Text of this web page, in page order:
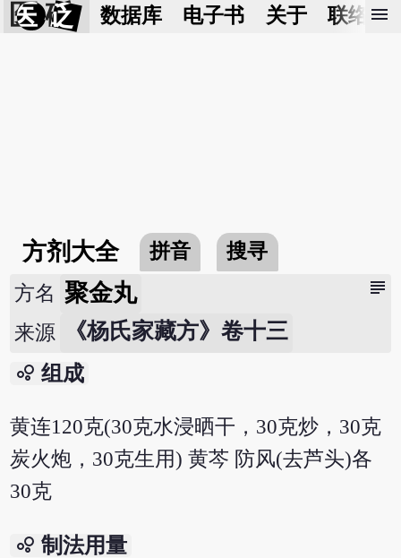
医 砭 数据库 电子书 关于 联络我
menu
方剂大全 拼音 搜寻
subject
方名 聚金丸
来源 《杨氏家藏方》卷十三
bubble_chart 组成
黄连120克(30克水浸晒干，30克炒，30克
炭火炮，30克生用) 黄芩 防风(去芦头)各
30克
bubble_chart 制法用量